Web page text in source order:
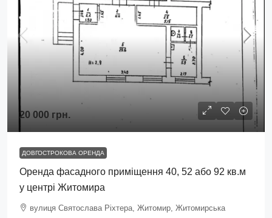
20 000 грн.
ДОВГОСТРОКОВА ОРЕНДА
Оренда фасадного приміщення 40, 52 або 92 кв.м
у центрі Житомира
вулиця Святослава Ріхтера, Житомир, Житомирська